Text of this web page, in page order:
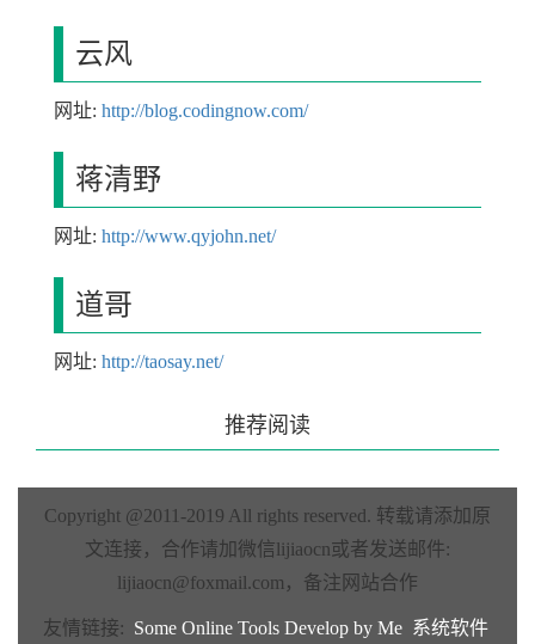
云风
网址: http://blog.codingnow.com/
蒋清野
网址: http://www.qyjohn.net/
道哥
网址: http://taosay.net/
推荐阅读
Copyright @2011-2019 All rights reserved. 转载请添加原
文连接，合作请加微信lijiaocn或者发送邮件:
lijiaocn@foxmail.com ，备注网站合作
友情链接: Some Online Tools Develop by Me 系统软件